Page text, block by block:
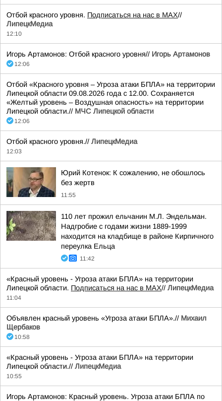
Отбой красного уровня. Подписаться на нас в МАХ//
ЛипецкМедиа
12:10
Игорь Артамонов: Отбой красного уровня// Игорь Артамонов
12:06
Отбой «Красного уровня – Угроза атаки БПЛА» на территории
Липецкой области 09.08.2026 года с 12.00. Сохраняется
«Желтый уровень – Воздушная опасность» на территории
Липецкой области.// МЧС Липецкой области
12:06
Отбой красного уровня.// ЛипецкМедиа
12:03
Юрий Котенок: К сожалению, не обошлось
без жертв
11:55
110 лет прожил ельчанин М.Л. Эндельман.
Надгробие с годами жизни 1889-1999
находится на кладбище в районе Кирпичного
переулка Ельца
11:42
«Красный уровень - Угроза атаки БПЛА» на территории
Липецкой области. Подписаться на нас в МАХ// ЛипецкМедиа
11:04
Объявлен красный уровень «Угроза атаки БПЛА».// Михаил
Щербаков
10:58
«Красный уровень - Угроза атаки БПЛА» на территории
Липецкой области.// ЛипецкМедиа
10:55
Игорь Артамонов: Красный уровень. Угроза атаки БПЛА по